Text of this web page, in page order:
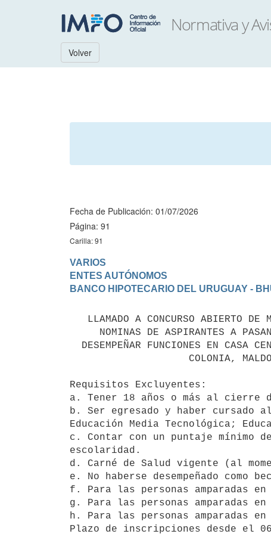
Volver
Fecha de Publicación: 01/07/2026
Página: 91
Carilla: 91
VARIOS
ENTES AUTÓNOMOS
Requisitos Excluyentes:
a. Tener 18 años o más al
b. Ser egresado y haber cursado
Educación Media Tecnológica;
c. Contar con un puntaje mínimo
escolaridad.
d. Carné de Salud vigente (al
e. No haberse desempeñado como
f. Para las personas amparadas
g. Para las personas amparadas
h. Para las personas amparadas
Plazo de inscripciones desde el